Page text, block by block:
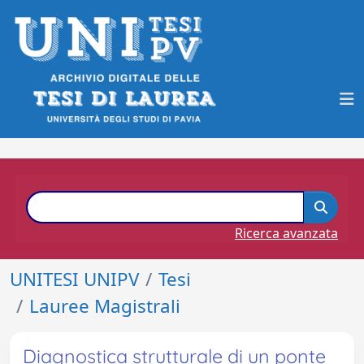
Ricerca avanzata
UNITESI UNIPV
Tesi
Lauree Magistrali
Diagnostica strutturale di un ponte